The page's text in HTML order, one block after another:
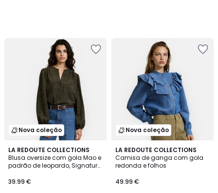
Nova coleção
LA REDOUTE COLLECTIONS
Blusa oversize com gola Mao e
padrão de leopardo, Signature
39.99 €
5
/
5
Nova coleção
LA REDOUTE COLLECTIONS
Camisa de ganga com gola
redonda e folhos
49.99 €